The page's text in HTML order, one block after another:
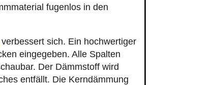
fugenlos in den
verbessert sich. Ein hochwertiger
eingegeben. Alle Spalten
Der Dämmstoff wird
entfällt. Die Kerndämmung